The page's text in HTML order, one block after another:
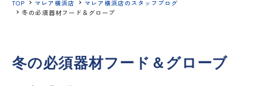
TOP マレア横浜店
マレア横浜店のスタッフブログ
冬の必須器材フード＆グローブ
冬の必須器材フード＆グローブ